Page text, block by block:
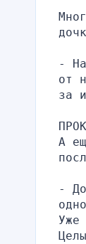
-
от
за
А
-
Уже